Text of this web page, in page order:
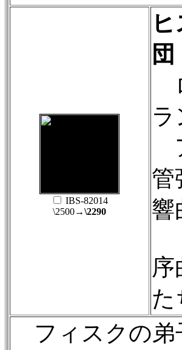
IBS-82014
\2500→\2290
管
響
序
た
フィスクの弟